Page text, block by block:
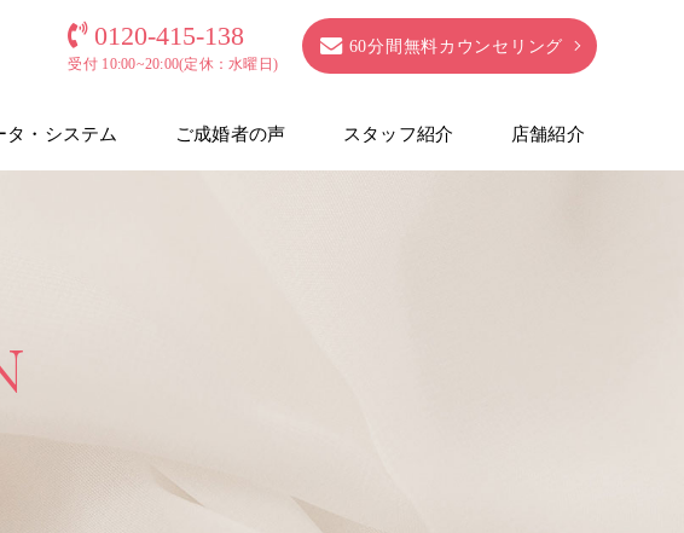
0120-415-138
受付 10:00~20:00(定休：水曜日)
60分間無料カウンセリング
タ・システム ご成婚者の声 スタッフ紹介 店舗紹介